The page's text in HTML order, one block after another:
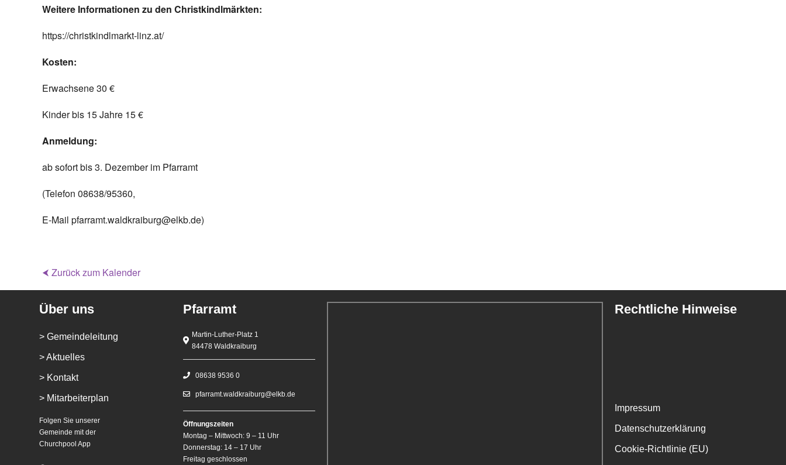
Weitere Informationen zu den Christkindlmärkten:
https://christkindlmarkt-linz.at/
Kosten:
Erwachsene 30 €
Kinder bis 15 Jahre 15 €
Anmeldung:
ab sofort bis 3. Dezember im Pfarramt
(Telefon 08638/95360,
E-Mail pfarramt.waldkraiburg@elkb.de)
⮜ Zurück zum Kalender
Über uns
> Gemeindeleitung
> Aktuelles
> Kontakt
> Mitarbeiterplan
Folgen Sie unserer
Gemeinde mit der
Churchpool App
Pfarramt
Martin-Luther-Platz 1
84478 Waldkraiburg
08638 9536 0
pfarramt.waldkraiburg@elkb.de
Öffnungszeiten
Montag – Mittwoch: 9 – 11 Uhr
Donnerstag: 14 – 17 Uhr
Freitag geschlossen
Rechtliche Hinweise
Impressum
Datenschutzerklärung
Cookie-Richtlinie (EU)